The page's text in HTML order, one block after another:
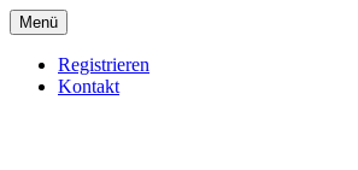
Menü
Registrieren
Kontakt